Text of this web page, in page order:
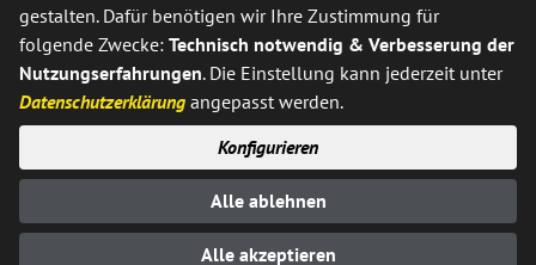
Möchten Sie vonGoogle Translate bereitgestellte externe
Ja Immer
© Stadt Neuenrade 2025
Impressum Datenschutz
Erklärung zur Barrierefreiheit Kontakt
gestalten. Dafür benötigen wir Ihre Zustimmung für
folgende Zwecke:Technisch notwendig & Verbesserung der
Nutzungserfahrungen. Die Einstellung kann jederzeit unter
Datenschutzerklärung angepasst werden.
Konfigurieren
Alle ablehnen
Alle akzeptieren